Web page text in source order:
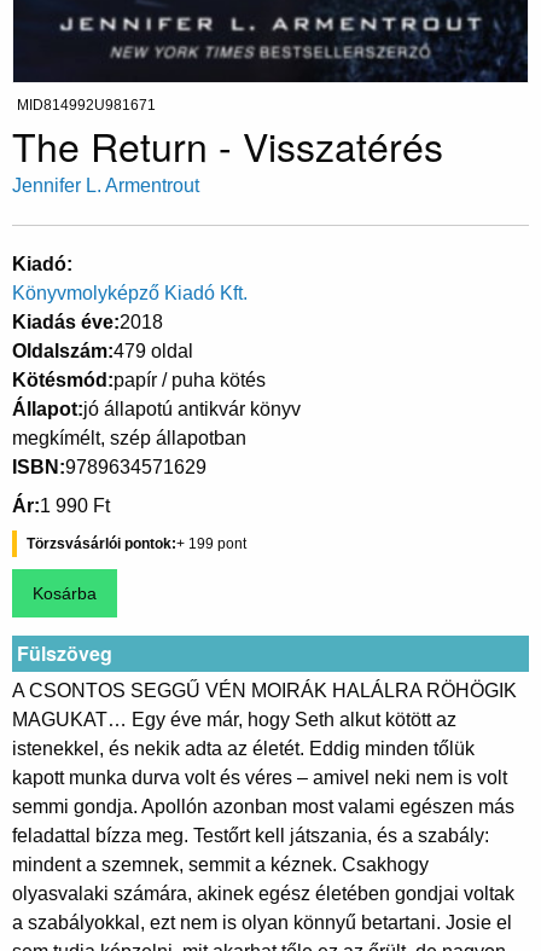
MID814992U981671
The Return - Visszatérés
Jennifer L. Armentrout
Kiadó
Könyvmolyképző Kiadó Kft.
Kiadás éve 2018
Oldalszám 479 oldal
Kötésmód papír / puha kötés
Állapot jó állapotú antikvár könyv
megkímélt, szép állapotban
ISBN 9789634571629
Ár 1 990 Ft
Törzsvásárlói pontok 199
Fülszöveg
A CSONTOS SEGGŰ VÉN MOIRÁK HALÁLRA RÖHÖGIK
MAGUKAT… Egy éve már, hogy Seth alkut kötött az
istenekkel, és nekik adta az életét. Eddig minden tőlük
kapott munka durva volt és véres – amivel neki nem is volt
semmi gondja. Apollón azonban most valami egészen más
feladattal bízza meg. Testőrt kell játszania, és a szabály:
mindent a szemnek, semmit a kéznek. Csakhogy
olyasvalaki számára, akinek egész életében gondjai voltak
a szabályokkal, ezt nem is olyan könnyű betartani. Josie el